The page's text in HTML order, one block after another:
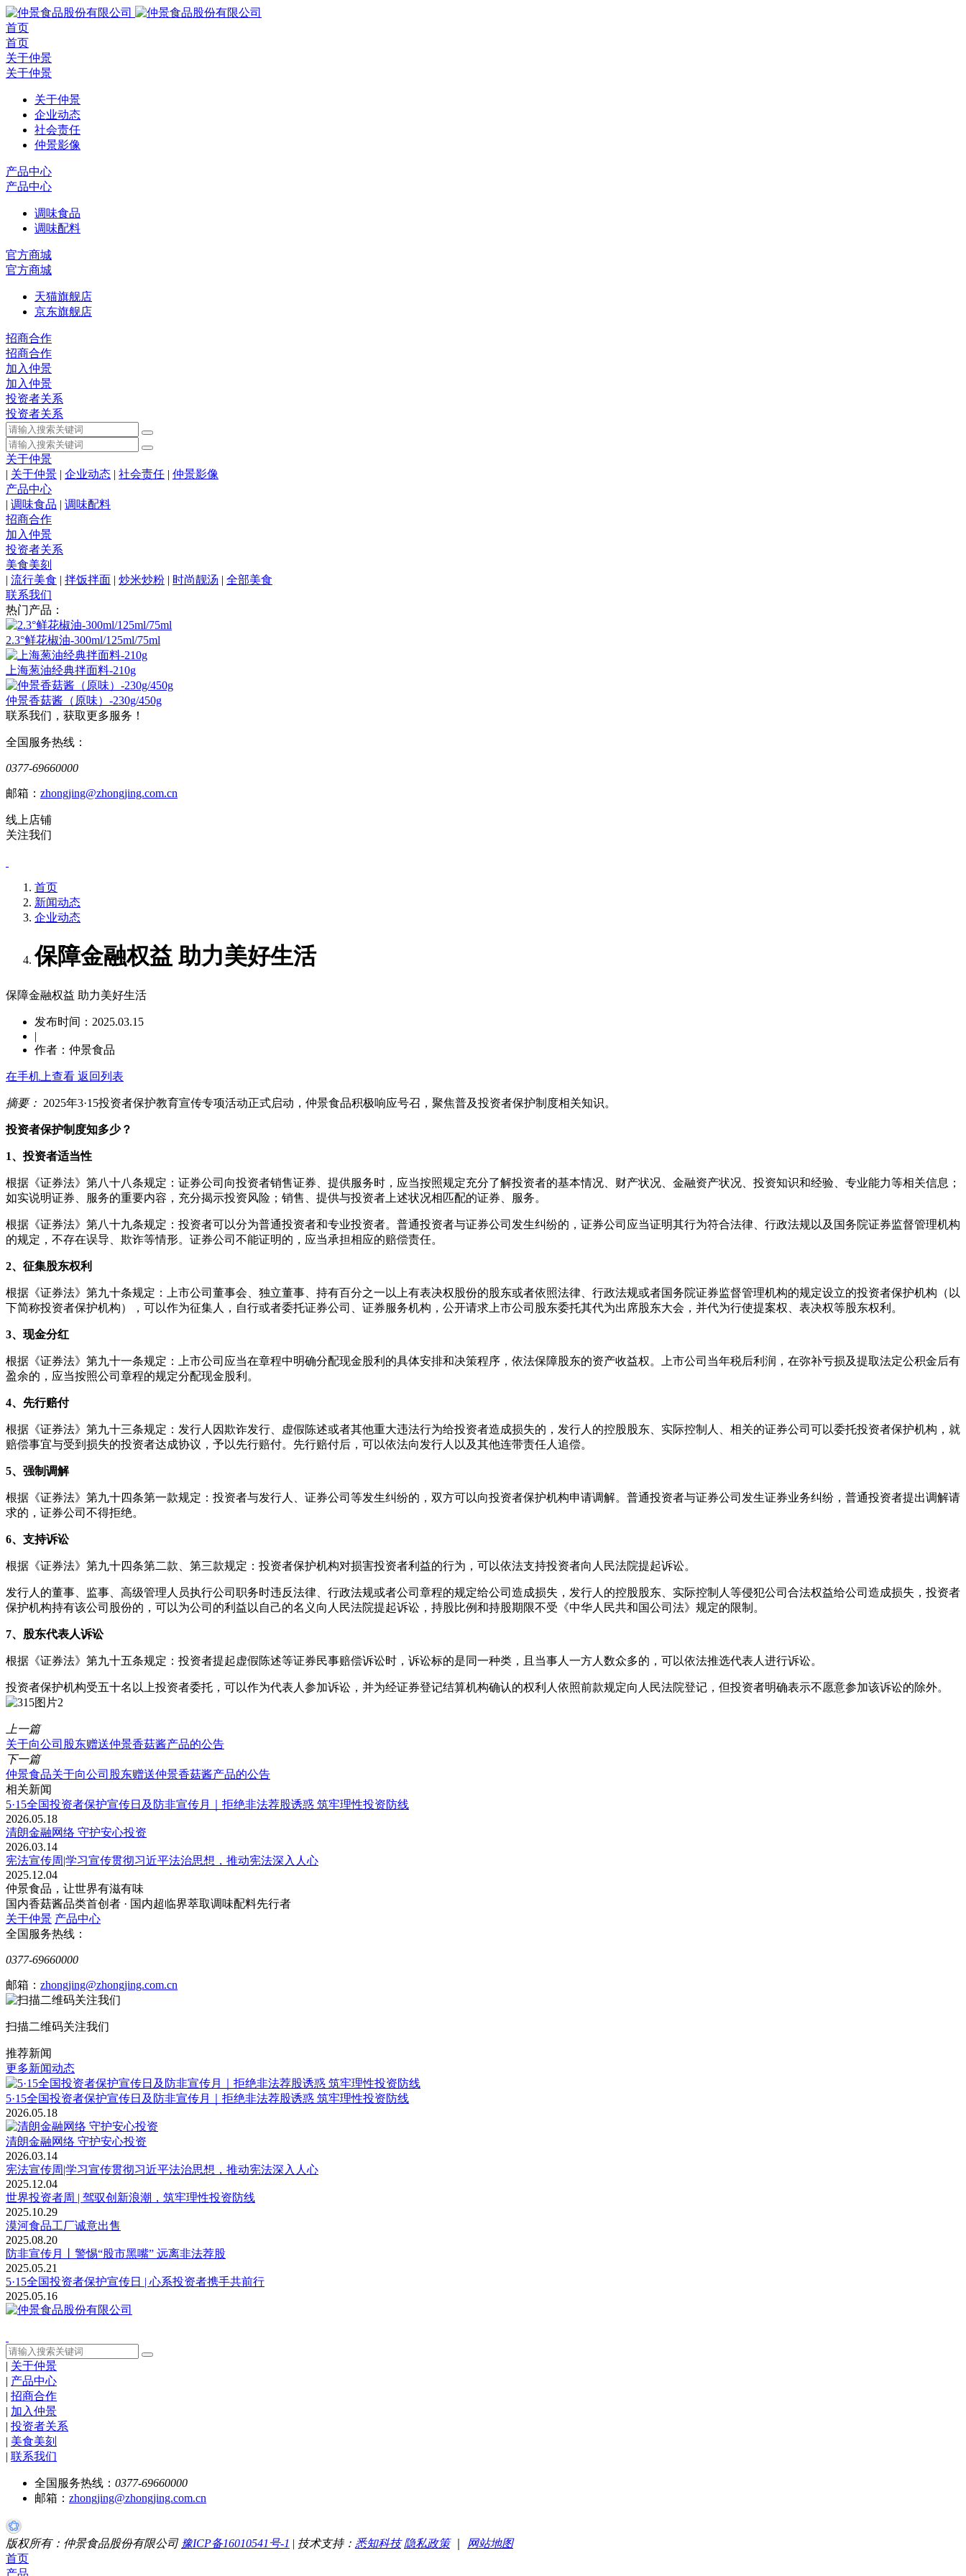
首页
首页
关于仲景
关于仲景
关于仲景
企业动态
社会责任
仲景影像
产品中心
产品中心
调味食品
调味配料
官方商城
官方商城
天猫旗舰店
京东旗舰店
招商合作
招商合作
加入仲景
加入仲景
投资者关系
投资者关系
关于仲景
| 关于仲景 | 企业动态 | 社会责任 | 仲景影像
产品中心
| 调味食品 | 调味配料
招商合作
加入仲景
投资者关系
美食美刻
| 流行美食 | 拌饭拌面 | 炒米炒粉 | 时尚靓汤 | 全部美食
联系我们
热门产品：
2.3°鲜花椒油-300ml/125ml/75ml
上海葱油经典拌面料-210g
仲景香菇酱（原味）-230g/450g
联系我们，获取更多服务！
全国服务热线：
0377-69660000
邮箱： zhongjing@zhongjing.com.cn
线上店铺
关注我们
首页
新闻动态
企业动态
保障金融权益 助力美好生活
保障金融权益 助力美好生活
发布时间：2025.03.15
|
作者：仲景食品
在手机上查看 返回列表
摘要： 2025年3·15投资者保护教育宣传专项活动正式启动，仲景食品积极响应号召，聚焦普及投资者保护制度相关知识。
投资者保护制度知多少？
1、投资者适当性
根据《证券法》第八十八条规定：证券公司向投资者销售证券、提供服务时，应当按照规定充分了解投资者的基本情况、财产状况、金融资产状况、投资知识和经验、专业能力等相关信息；
如实说明证券、服务的重要内容，充分揭示投资风险；销售、提供与投资者上述状况相匹配的证券、服务。
根据《证券法》第八十九条规定：投资者可以分为普通投资者和专业投资者。普通投资者与证券公司发生纠纷的，证券公司应当证明其行为符合法律、行政法规以及国务院证券监督管理机构
的规定，不存在误导、欺诈等情形。证券公司不能证明的，应当承担相应的赔偿责任。
2、征集股东权利
根据《证券法》第九十条规定：上市公司董事会、独立董事、持有百分之一以上有表决权股份的股东或者依照法律、行政法规或者国务院证券监督管理机构的规定设立的投资者保护机构（以
下简称投资者保护机构），可以作为征集人，自行或者委托证券公司、证券服务机构，公开请求上市公司股东委托其代为出席股东大会，并代为行使提案权、表决权等股东权利。
3、现金分红
根据《证券法》第九十一条规定：上市公司应当在章程中明确分配现金股利的具体安排和决策程序，依法保障股东的资产收益权。上市公司当年税后利润，在弥补亏损及提取法定公积金后有
盈余的，应当按照公司章程的规定分配现金股利。
4、先行赔付
根据《证券法》第九十三条规定：发行人因欺诈发行、虚假陈述或者其他重大违法行为给投资者造成损失的，发行人的控股股东、实际控制人、相关的证券公司可以委托投资者保护机构，就
赔偿事宜与受到损失的投资者达成协议，予以先行赔付。先行赔付后，可以依法向发行人以及其他连带责任人追偿。
5、强制调解
根据《证券法》第九十四条第一款规定：投资者与发行人、证券公司等发生纠纷的，双方可以向投资者保护机构申请调解。普通投资者与证券公司发生证券业务纠纷，普通投资者提出调解请
求的，证券公司不得拒绝。
6、支持诉讼
根据《证券法》第九十四条第二款、第三款规定：投资者保护机构对损害投资者利益的行为，可以依法支持投资者向人民法院提起诉讼。
发行人的董事、监事、高级管理人员执行公司职务时违反法律、行政法规或者公司章程的规定给公司造成损失，发行人的控股股东、实际控制人等侵犯公司合法权益给公司造成损失，投资者
保护机构持有该公司股份的，可以为公司的利益以自己的名义向人民法院提起诉讼，持股比例和持股期限不受《中华人民共和国公司法》规定的限制。
7、股东代表人诉讼
根据《证券法》第九十五条规定：投资者提起虚假陈述等证券民事赔偿诉讼时，诉讼标的是同一种类，且当事人一方人数众多的，可以依法推选代表人进行诉讼。
投资者保护机构受五十名以上投资者委托，可以作为代表人参加诉讼，并为经证券登记结算机构确认的权利人依照前款规定向人民法院登记，但投资者明确表示不愿意参加该诉讼的除外。
上一篇
关于向公司股东赠送仲景香菇酱产品的公告
下一篇
仲景食品关于向公司股东赠送仲景香菇酱产品的公告
相关新闻
5·15全国投资者保护宣传日及防非宣传月｜拒绝非法荐股诱惑 筑牢理性投资防线
2026.05.18
清朗金融网络 守护安心投资
2026.03.14
宪法宣传周|学习宣传贯彻习近平法治思想，推动宪法深入人心
2025.12.04
仲景食品，让世界有滋有味
国内香菇酱品类首创者 · 国内超临界萃取调味配料先行者
关于仲景 产品中心
全国服务热线：
0377-69660000
邮箱： zhongjing@zhongjing.com.cn
扫描二维码关注我们
推荐新闻
更多新闻动态
5·15全国投资者保护宣传日及防非宣传月｜拒绝非法荐股诱惑 筑牢理性投资防线
2026.05.18
清朗金融网络 守护安心投资
2026.03.14
宪法宣传周|学习宣传贯彻习近平法治思想，推动宪法深入人心
2025.12.04
世界投资者周 | 驾驭创新浪潮，筑牢理性投资防线
2025.10.29
漠河食品工厂诚意出售
2025.08.20
防非宣传月丨警惕“股市黑嘴” 远离非法荐股
2025.05.21
5·15全国投资者保护宣传日 | 心系投资者携手共前行
2025.05.16
| 关于仲景
| 产品中心
| 招商合作
| 加入仲景
| 投资者关系
| 美食美刻
| 联系我们
全国服务热线： 0377-69660000
邮箱： zhongjing@zhongjing.com.cn
版权所有：仲景食品股份有限公司 豫ICP备16010541号-1 | 技术支持： 悉知科技 隐私政策
网站地图
首页
产品